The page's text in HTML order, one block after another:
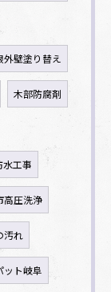
外壁塗り替え
木部防腐剤
水工事
高圧洗浄
汚れ
ット岐阜